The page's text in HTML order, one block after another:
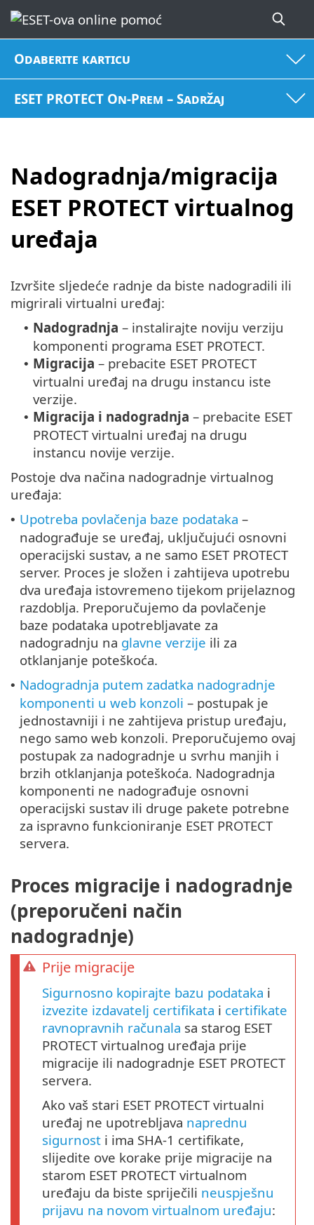
Odaberite karticu
ESET PROTECT On-Prem – Sadržaj
Nadogradnja/migracija
ESET PROTECT virtualnog
uređaja
Izvršite sljedeće radnje da biste nadogradili ili
migrirali virtualni uređaj:
• Nadogradnja – instalirajte noviju verziju
komponenti programa ESET PROTECT.
• Migracija – prebacite ESET PROTECT
virtualni uređaj na drugu instancu iste
verzije.
• Migracija i nadogradnja – prebacite ESET
PROTECT virtualni uređaj na drugu
instancu novije verzije.
Postoje dva načina nadogradnje virtualnog
uređaja:
• Upotreba povlačenja baze podataka –
nadograđuje se uređaj, uključujući osnovni
operacijski sustav, a ne samo ESET PROTECT
server. Proces je složen i zahtijeva upotrebu
dva uređaja istovremeno tijekom prijelaznog
razdoblja. Preporučujemo da povlačenje
baze podataka upotrebljavate za
nadogradnju na glavne verzije ili za
otklanjanje poteškoća.
• Nadogradnja putem zadatka nadogradnje
komponenti u web konzoli – postupak je
jednostavniji i ne zahtijeva pristup uređaju,
nego samo web konzoli. Preporučujemo ovaj
postupak za nadogradnje u svrhu manjih i
brzih otklanjanja poteškoća. Nadogradnja
komponenti ne nadograđuje osnovni
operacijski sustav ili druge pakete potrebne
za ispravno funkcioniranje ESET PROTECT
servera.
Proces migracije i nadogradnje
(preporučeni način
nadogradnje)
Prije migracije
Sigurnosno kopirajte bazu podataka i
izvezite izdavatelj certifikata i certifikate
ravnopravnih računala sa starog ESET
PROTECT virtualnog uređaja prije
migracije ili nadogradnje ESET PROTECT
servera.
Ako vaš stari ESET PROTECT virtualni
uređaj ne upotrebljava naprednu
sigurnost i ima SHA-1 certifikate,
slijedite ove korake prije migracije na
starom ESET PROTECT virtualnom
uređaju da biste spriječili neuspješnu
prijavu na novom virtualnom uređaju: